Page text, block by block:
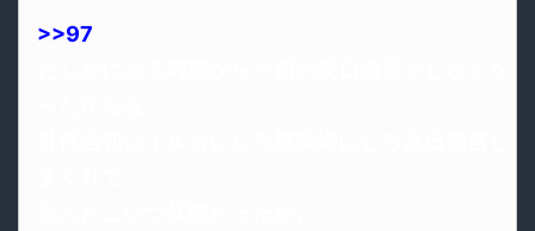
>>97